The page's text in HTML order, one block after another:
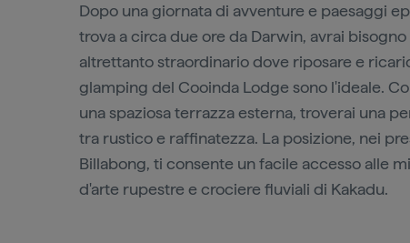
Dopo una giornata di avventure e paesaggi
trova a circa due ore da Darwin, avrai
altrettanto straordinario dove riposare e
glamping del Cooinda Lodge sono l'ideale.
una spaziosa terrazza esterna, troverai una
tra rustico e raffinatezza. La posizione, nei
Billabong, ti consente un facile accesso alle
d'arte rupestre e crociere fluviali di Kakadu.